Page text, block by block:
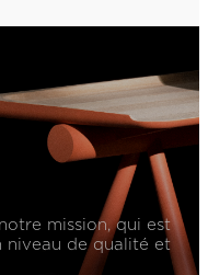
mission, qui est
niveau de qualité et